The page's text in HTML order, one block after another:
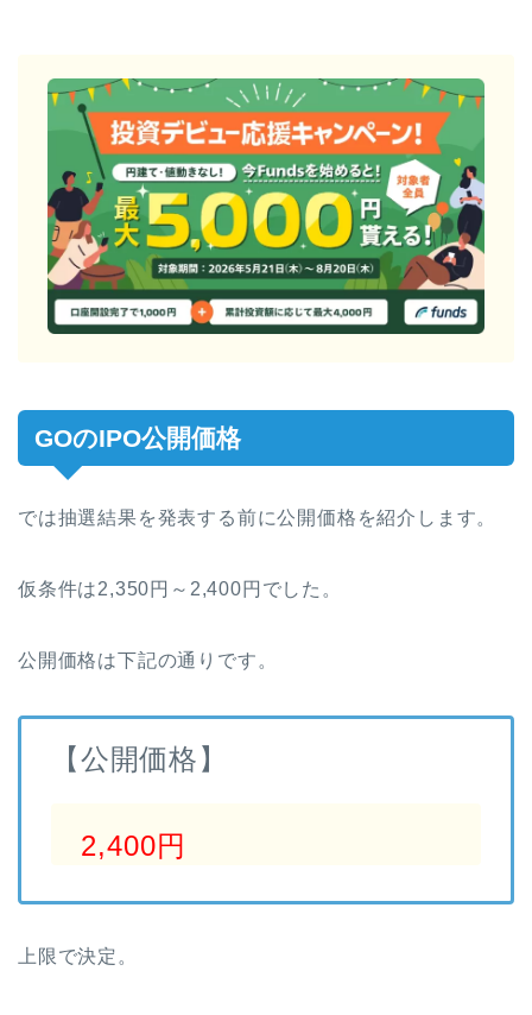
GOのIPO公開価格
では抽選結果を発表する前に公開価格を紹介します。
仮条件は2,350円～2,400円でした。
公開価格は下記の通りです。
【公開価格】
2,400円
上限で決定。